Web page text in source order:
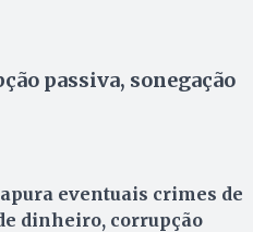
passiva, sonegação
eventuais crimes de
dinheiro, corrupção